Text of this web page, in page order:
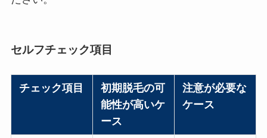
セルフチェック項目
チェック項目
初期脱毛の可
能性が高いケ
ース
注意が必要な
ケース